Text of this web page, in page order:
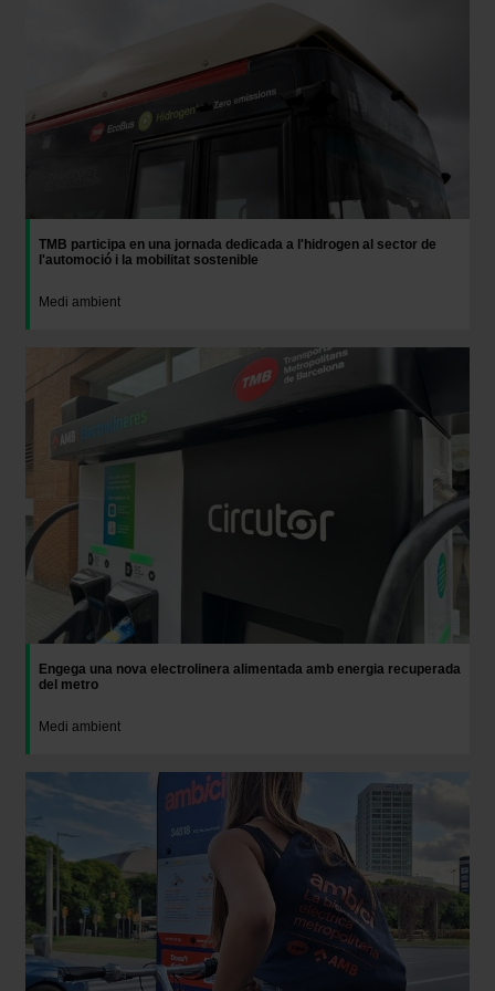
Las cookies necesarias son imprescindibles para el
funcionamiento de la web y, por tanto, si no las aceptas,
no puedes empezar a navegar. Solo puedes consultar
nuestraPolítica de cookies
En cualquier momento de la navegación en esta web,
podrás modificar tu selección de cookies seleccionando
menú de la parte inferior de la web.
TMB participa en una jornada dedicada a l'hidrogen al sector de
l'automoció i la mobilitat sostenible
Medi ambient
Imatge
Engega una nova electrolinera alimentada amb energia recuperada
del metro
Medi ambient
Imatge